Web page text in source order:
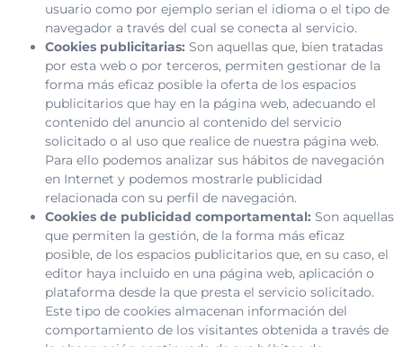
usuario como por ejemplo serian el idioma o el tipo de
navegador a través del cual se conecta al servicio.
Cookies publicitarias: Son aquellas que, bien tratadas
por esta web o por terceros, permiten gestionar de la
forma más eficaz posible la oferta de los espacios
publicitarios que hay en la página web, adecuando el
contenido del anuncio al contenido del servicio
solicitado o al uso que realice de nuestra página web.
Para ello podemos analizar sus hábitos de navegación
en Internet y podemos mostrarle publicidad
relacionada con su perfil de navegación.
Cookies de publicidad comportamental: Son aquellas
que permiten la gestión, de la forma más eficaz
posible, de los espacios publicitarios que, en su caso, el
editor haya incluido en una página web, aplicación o
plataforma desde la que presta el servicio solicitado.
Este tipo de cookies almacenan información del
comportamiento de los visitantes obtenida a través de